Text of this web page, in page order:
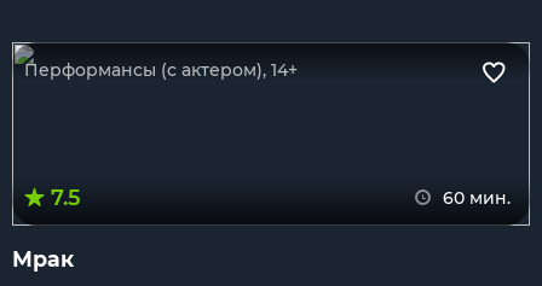
Перформансы (с актером), 14+
7.5 60 мин.
Мрак